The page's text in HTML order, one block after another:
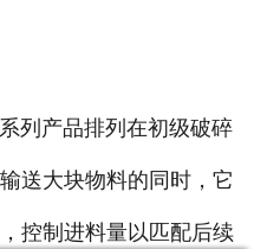
列产品排列在初级破碎
送大块物料的同时，它
控制进料量以匹配后续